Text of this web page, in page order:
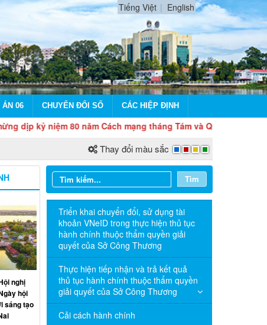
Tiếng Việt English
06 CHUYỂN ĐỔI SỐ CÁC HIỆP ĐỊNH
niệm 80 năm Cách mạng tháng Tám và Quốc khánh 2/9
Thay đổi màu sắc
Tìm
Triển khai chuyển đổi, sử dụng tài
khoản VNeID trong thực hiện thủ tục
hành chính thuộc thẩm quyền giải
quyết của Sở Công Thương
Thực hiện tiếp nhận và trả kết quả
thủ tục hành chính thuộc thẩm quyền
giải quyết của Sở Công Thương
Cải cách hành chính
nghị
hội
sáng tạo